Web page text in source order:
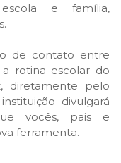
e família,
de contato entre
rotina escolar do
diretamente pelo
divulgará
vocês, pais e
ferramenta.